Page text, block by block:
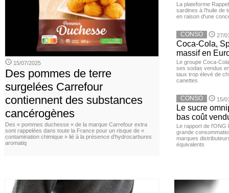
15/07/2025
Des pommes de terre
surgelées Carrefour
contiennent des substances
cancérogènes
Des « pommes duchesse » de la marque Carrefour extra
sont rappelées dans toute la France pour un risque de «
contamination chimique » lié à la présence d’hydrocarbures
aromatiq
La plateforme
sardines à l’huile de
en raison d'une
CONSO 27/
Coca-Cola,
massif en
Le groupe Coca-
ses sodas vendus
taux trop élevé de
canettes
CONSO 15/
Le sucre
bas coût
Le rapport de l'ONG
grande
marques
équivalents